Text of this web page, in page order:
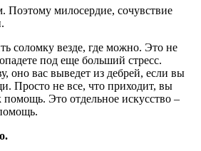
Поэтому милосердие, сочувствие
соломку везде, где можно. Это не
под еще больший стресс.
оно вас выведет из дебрей, если вы
Просто не все, что приходит, вы
помощь. Это отдельное искусство –